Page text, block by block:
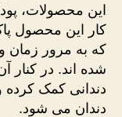
این محصولات،
کار این محصول
که به مرور زمان
شده اند. در کنار
دندانی کمک کرده
دندان می شود.